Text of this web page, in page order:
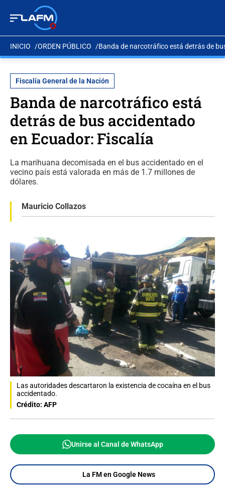
INICIO ORDEN PÚBLICO Banda de narcotráfico está detrás de
Fiscalía General de la Nación
Banda de narcotráfico está
detrás de bus accidentado
en Ecuador: Fiscalía
La marihuana decomisada en el bus accidentado en el
vecino país está valorada en más de 1.7 millones de
dólares.
Mauricio Collazos
Las autoridades descartaron la existencia de cocaína en el bus
accidentado.
Crédito: AFP
Unirse al Canal de WhatsApp
La FM en Google News